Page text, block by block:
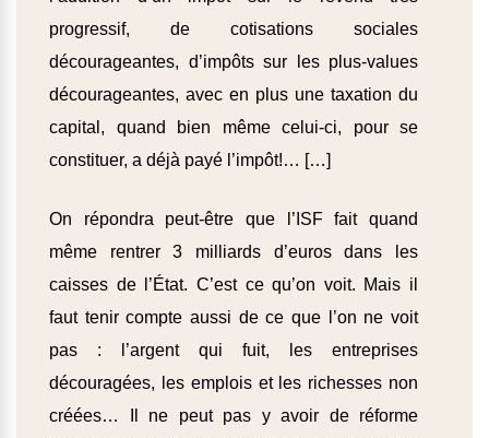
progressif, de cotisations sociales
décourageantes, d’impôts sur les plus-values
décourageantes, avec en plus une taxation du
capital, quand bien même celui-ci, pour se
constituer, a déjà payé l’impôt!… […]
On répondra peut-être que l’ISF fait quand
même rentrer 3 milliards d’euros dans les
caisses de l’État. C’est ce qu’on voit. Mais il
faut tenir compte aussi de ce que l’on ne voit
pas : l’argent qui fuit, les entreprises
découragées, les emplois et les richesses non
créées… Il ne peut pas y avoir de réforme